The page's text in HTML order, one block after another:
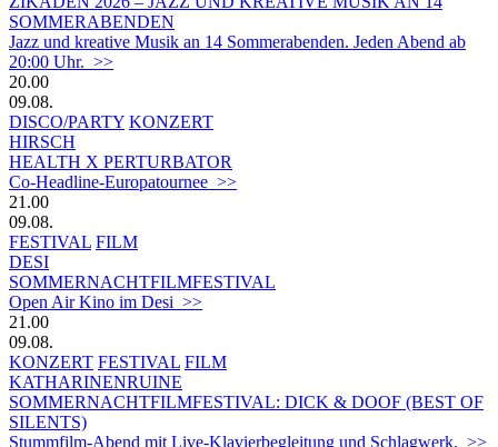
SOMMERABENDEN
Jazz und kreative Musik an 14 Sommerabenden. Jeden Abend ab
20:00 Uhr. >>
20.00
09.08.
DISCO/PARTY KONZERT
HIRSCH
HEALTH X PERTURBATOR
Co-Headline-Europatournee >>
21.00
09.08.
FESTIVAL FILM
DESI
SOMMERNACHTFILMFESTIVAL
Open Air Kino im Desi >>
21.00
09.08.
KONZERT FESTIVAL FILM
KATHARINENRUINE
SOMMERNACHTFILMFESTIVAL: DICK & DOOF (BEST OF
SILENTS)
Stummfilm-Abend mit Live-Klavierbegleitung und Schlagwerk. >>